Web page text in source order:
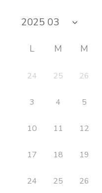
L M M
24 25 26
3 4 5
10 11 12
17 18 19
24 25 26